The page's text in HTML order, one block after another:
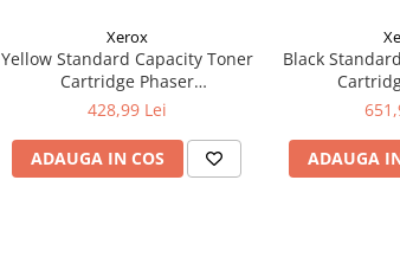
Xerox
Yellow Standard Capacity Toner
Cartridge Phaser
6510/WorkCentre 6515
428,99 Lei
ADAUGA IN COS
Black
6510/
ADAUGA